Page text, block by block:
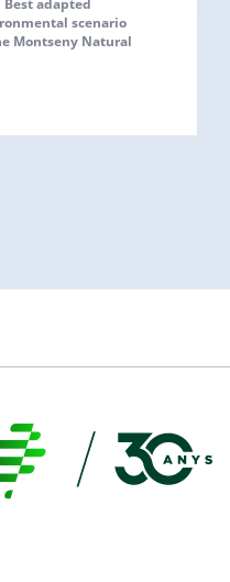
scenario
Montseny Natural